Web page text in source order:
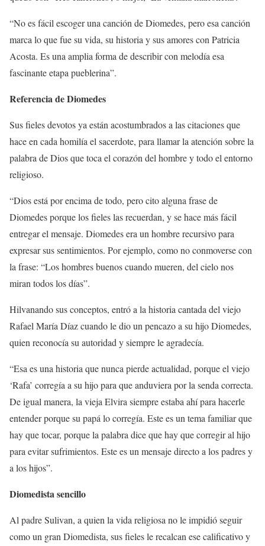
“No es fácil escoger una canción de Diomedes, pero esa canción
marca lo que fue su vida, su historia y sus amores con Patricia
Acosta. Es una amplia forma de describir con melodía esa
fascinante etapa pueblerina”.
Referencia de Diomedes
Sus fieles devotos ya están acostumbrados a las citaciones que
hace en cada homilía el sacerdote, para llamar la atención sobre la
palabra de Dios que toca el corazón del hombre y todo el entorno
religioso.
“Dios está por encima de todo, pero cito alguna frase de
Diomedes porque los fieles las recuerdan, y se hace más fácil
entregar el mensaje. Diomedes era un hombre recursivo para
expresar sus sentimientos. Por ejemplo, como no conmoverse con
la frase: “Los hombres buenos cuando mueren, del cielo nos
miran todos los días”.
Hilvanando sus conceptos, entró a la historia cantada del viejo
Rafael María Díaz cuando le dio un pencazo a su hijo Diomedes,
quien reconocía su autoridad y siempre le agradecía.
“Esa es una historia que nunca pierde actualidad, porque el viejo
‘Rafa’ corregía a su hijo para que anduviera por la senda correcta.
De igual manera, la vieja Elvira siempre estaba ahí para hacerle
entender porque su papá lo corregía. Este es un tema familiar que
hay que tocar, porque la palabra dice que hay que corregir al hijo
para evitar sufrimientos. Este es un mensaje directo a los padres y
a los hijos”.
Diomedista sencillo
Al padre Sulivan, a quien la vida religiosa no le impidió seguir
como un gran Diomedista, sus fieles le recalcan ese calificativo y